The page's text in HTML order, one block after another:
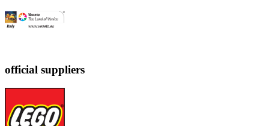
official suppliers